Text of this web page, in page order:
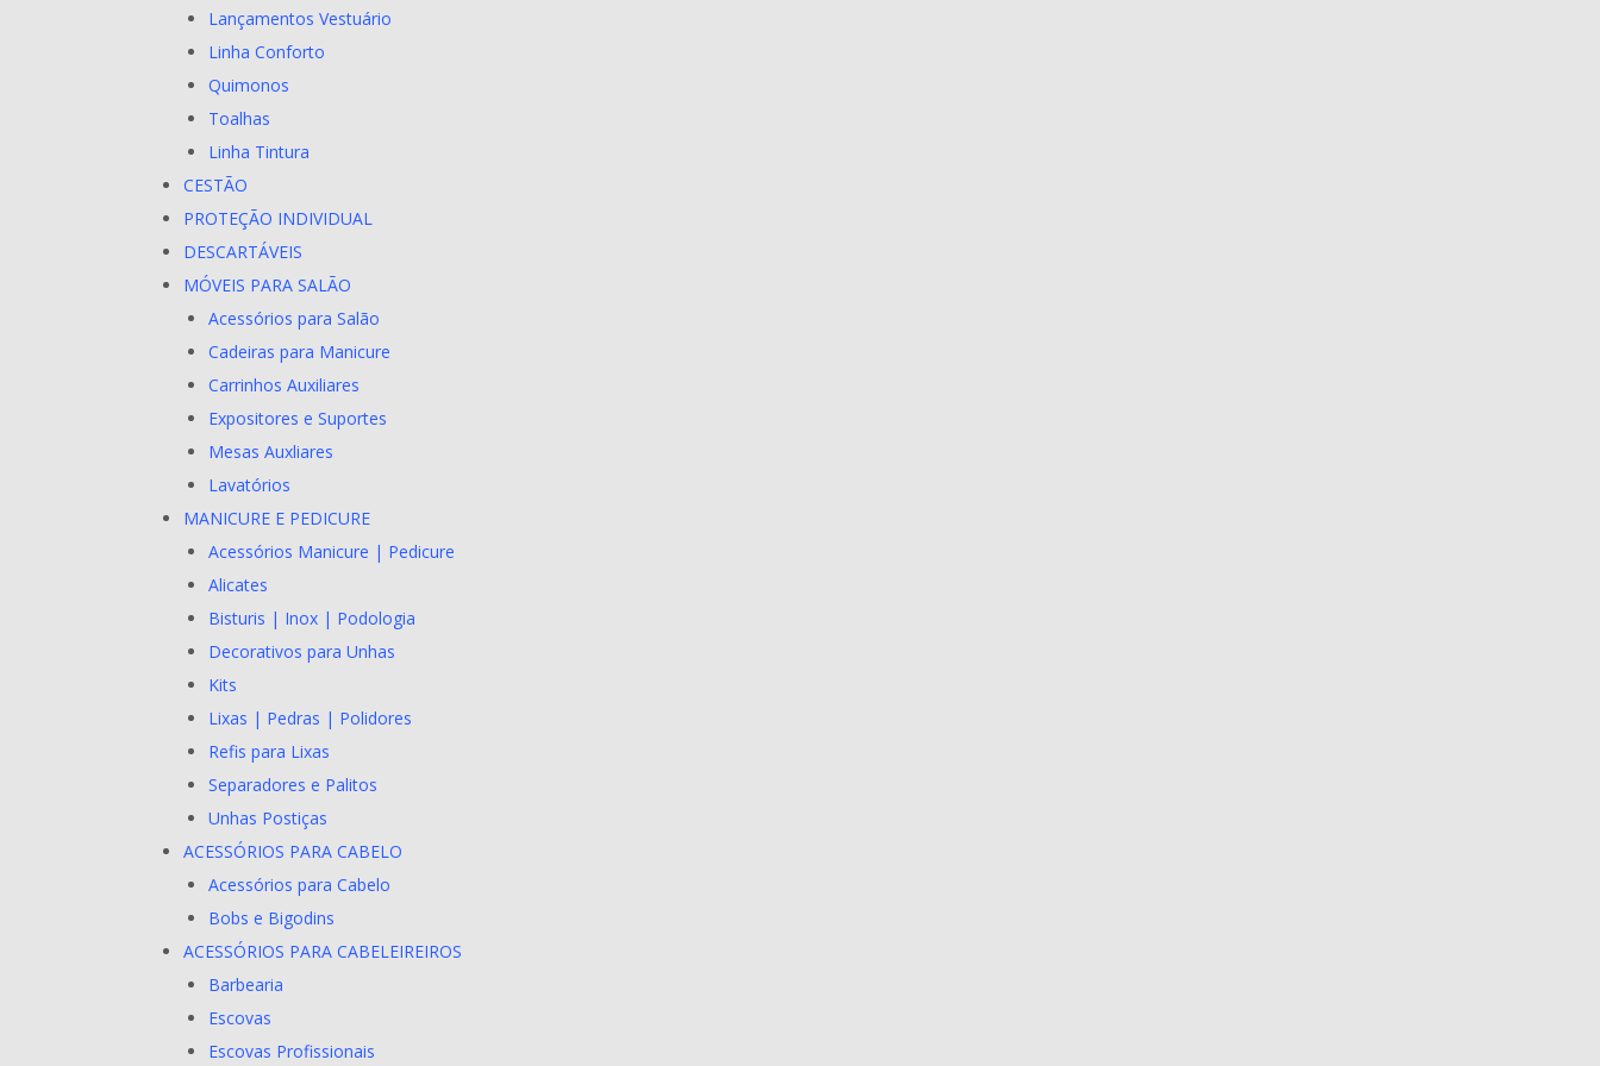
Lançamentos Vestuário
Linha Conforto
Quimonos
Toalhas
Linha Tintura
CESTÃO
PROTEÇÃO INDIVIDUAL
DESCARTÁVEIS
MÓVEIS PARA SALÃO
Acessórios para Salão
Cadeiras para Manicure
Carrinhos Auxiliares
Expositores e Suportes
Mesas Auxliares
Lavatórios
MANICURE E PEDICURE
Acessórios Manicure | Pedicure
Alicates
Bisturis | Inox | Podologia
Decorativos para Unhas
Kits
Lixas | Pedras | Polidores
Refis para Lixas
Separadores e Palitos
Unhas Postiças
ACESSÓRIOS PARA CABELO
Acessórios para Cabelo
Bobs e Bigodins
ACESSÓRIOS PARA CABELEIREIROS
Barbearia
Escovas
Escovas Profissionais